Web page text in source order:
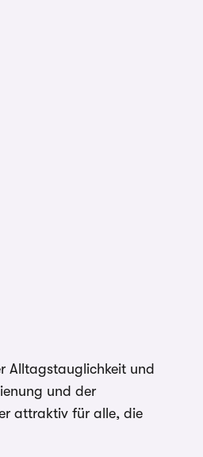
Alltagstauglichkeit und
und der
attraktiv für alle, die